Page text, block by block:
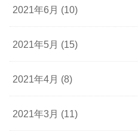
2021年6月 (10)
2021年5月 (15)
2021年4月 (8)
2021年3月 (11)